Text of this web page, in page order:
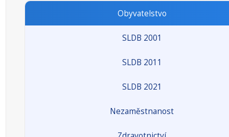
Obyvatelstvo
SLDB 2001
SLDB 2011
SLDB 2021
Nezaměstnanost